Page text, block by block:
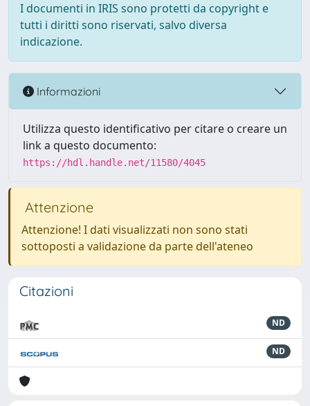
I documenti in IRIS sono protetti da copyright e
tutti i diritti sono riservati, salvo diversa
indicazione.
Informazioni
Utilizza questo identificativo per citare o creare un
link a questo documento:
https://hdl.handle.net/11580/4045
Attenzione
Attenzione! I dati visualizzati non sono stati
sottoposti a validazione da parte dell'ateneo
Citazioni
ND
ND